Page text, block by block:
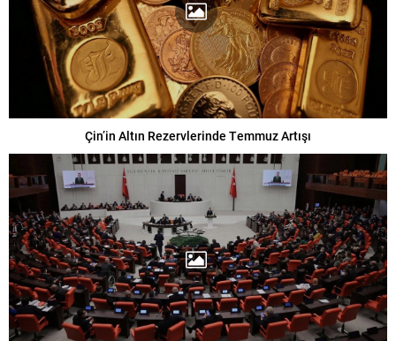
Çin’in Altın Rezervlerinde Temmuz Artışı